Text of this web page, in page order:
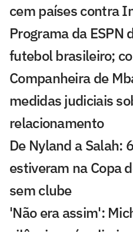
cem países contra
Programa da ESPN
futebol brasileiro;
Companheira de
medidas judiciais
relacionamento
De Nyland a Salah:
estiveram na Copa
sem clube
'Não era assim':